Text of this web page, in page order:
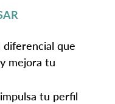
diferencial que
mejora tu
tu perfil